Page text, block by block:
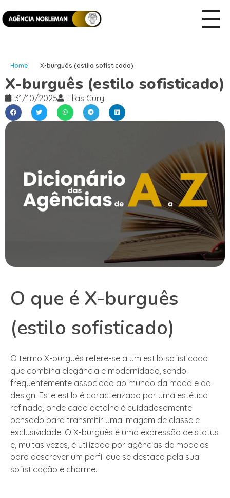
Home X-burguês (estilo sofisticado)
X-burguês (estilo sofisticado)
31/10/2025 Elias Cury
O que é X-burguês
(estilo sofisticado)
O termo X-burguês refere-se a um estilo sofisticado
que combina elegância e modernidade, sendo
frequentemente associado ao mundo da moda e do
design. Este estilo é caracterizado por uma estética
refinada, onde cada detalhe é cuidadosamente
pensado para transmitir uma imagem de classe e
exclusividade. O X-burguês é uma expressão de status
e, muitas vezes, é utilizado por agências de modelos
para descrever um perfil que se destaca pela sua
sofisticação e charme.